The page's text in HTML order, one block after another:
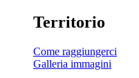
Territorio
Come raggiungerci
Galleria immagini